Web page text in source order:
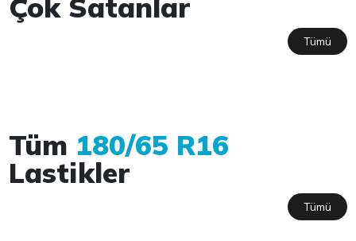
Çok Satanlar
Tümü
Tüm 180/65 R16
Lastikler
Tümü